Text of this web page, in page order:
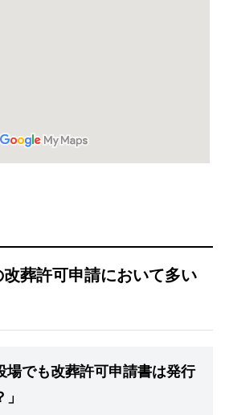
葬許可申請において多い
場でも改葬許可申請書は発行